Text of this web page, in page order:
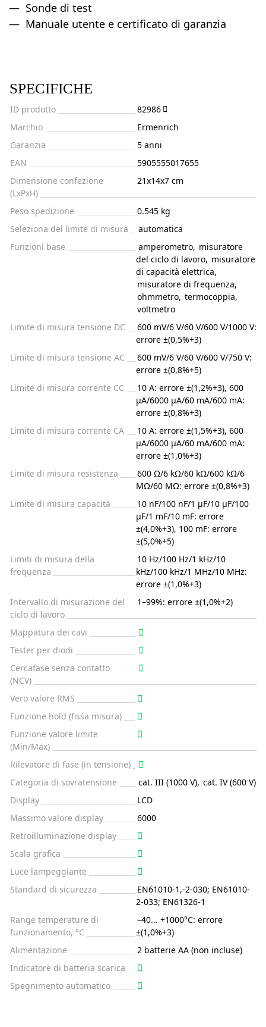
Sonde di test
Manuale utente e certificato di garanzia
SPECIFICHE
ID prodotto
82986
Marchio
Ermenrich
Garanzia
5 anni
EAN
5905555017655
Dimensione confezione
(LxPxH)
21x14x7 cm
Peso spedizione
0.545 kg
Seleziona del limite di misura
automatica
Funzioni base
amperometro, misuratore
del ciclo di lavoro, misuratore
di capacità elettrica,
misuratore di frequenza,
ohmmetro, termocoppia,
voltmetro
Limite di misura tensione DC
600 mV/6 V/60 V/600 V/1000 V:
errore ±(0,5%+3)
Limite di misura tensione AC
600 mV/6 V/60 V/600 V/750 V:
errore ±(0,8%+5)
Limite di misura corrente CC
10 A: errore ±(1,2%+3), 600
µA/6000 µA/60 mA/600 mA:
errore ±(0,8%+3)
Limite di misura corrente CA
10 A: errore ±(1,5%+3), 600
µA/6000 µA/60 mA/600 mA:
errore ±(1,0%+3)
Limite di misura resistenza
600 Ω/6 kΩ/60 kΩ/600 kΩ/6
MΩ/60 MΩ: errore ±(0,8%+3)
Limite di misura capacità
10 nF/100 nF/1 µF/10 µF/100
µF/1 mF/10 mF: errore
±(4,0%+3), 100 mF: errore
±(5,0%+5)
Limiti di misura della
frequenza
10 Hz/100 Hz/1 kHz/10
kHz/100 kHz/1 MHz/10 MHz:
errore ±(1,0%+3)
Intervallo di misurazione del
ciclo di lavoro
1–99%: errore ±(1,0%+2)
Mappatura dei cavi
Tester per diodi
Cercafase senza contatto
(NCV)
Vero valore RMS
Funzione hold (fissa misura)
Funzione valore limite
(Min/Max)
Rilevatore di fase (in tensione)
Categoria di sovratensione
cat. III (1000 V), cat. IV (600 V)
Display
LCD
Massimo valore display
6000
Retroilluminazione display
Scala grafica
Luce lampeggiante
Standard di sicurezza
EN61010-1,-2-030; EN61010-
2-033; EN61326-1
Range temperature di
funzionamento, °C
–40... +1000°C: errore
±(1,0%+3)
Alimentazione
2 batterie AA (non incluse)
Indicatore di batteria scarica
Spegnimento automatico